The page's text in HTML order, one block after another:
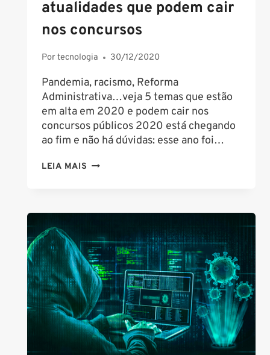
atualidades que podem cair
nos concursos
Portecnologia 30/12/2020
Pandemia, racismo, Reforma
Administrativa…veja 5 temas que estão
em alta em 2020 e podem cair nos
concursos públicos 2020 está chegando
ao fim e não há dúvidas: esse ano foi…
LEIA MAIS RETROSPECTIVA
CAIR
NOS
CONCURSOS